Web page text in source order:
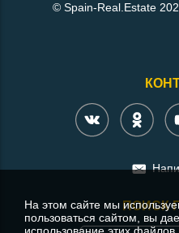
© Spain-Real.Estate
ПОИСК
На этом сайте мы
пользоваться сайтом, вы